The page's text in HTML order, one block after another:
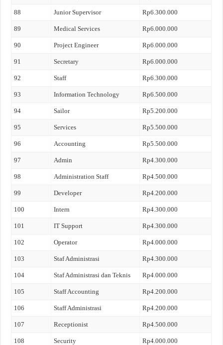
88 Junior Supervisor Rp6.300.000
89 Medical Services Rp6.000.000
90 Project Engineer Rp6.000.000
91 Secretary Rp6.000.000
92 Staff Rp6.300.000
93 Information Technology Rp6.500.000
94 Sailor Rp5.200.000
95 Services Rp5.500.000
96 Accounting Rp5.500.000
97 Admin Rp4.300.000
98 Administration Staff Rp4.500.000
99 Developer Rp4.200.000
100 Intern Rp4.300.000
101 IT Support Rp4.300.000
102 Operator Rp4.000.000
103 Staf Administrasi Rp4.300.000
104 Staf Administrasi dan Teknis Rp4.000.000
105 Staff Accounting Rp4.200.000
106 Staff Administrasi Rp4.200.000
107 Receptionist Rp4.500.000
108 Security Rp4.000.000